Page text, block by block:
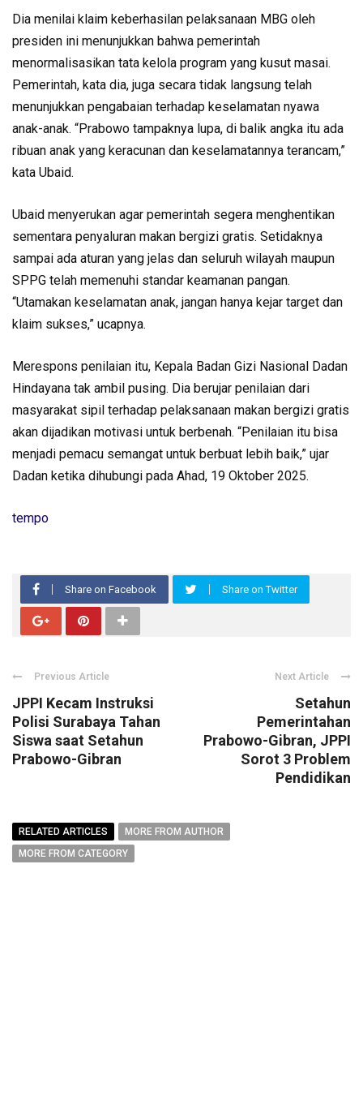
Dia menilai klaim keberhasilan pelaksanaan MBG oleh
presiden ini menunjukkan bahwa pemerintah
menormalisasikan tata kelola program yang kusut masai.
Pemerintah, kata dia, juga secara tidak langsung telah
menunjukkan pengabaian terhadap keselamatan nyawa
anak-anak. “Prabowo tampaknya lupa, di balik angka itu ada
ribuan anak yang keracunan dan keselamatannya terancam,”
kata Ubaid.
Ubaid menyerukan agar pemerintah segera menghentikan
sementara penyaluran makan bergizi gratis. Setidaknya
sampai ada aturan yang jelas dan seluruh wilayah maupun
SPPG telah memenuhi standar keamanan pangan.
“Utamakan keselamatan anak, jangan hanya kejar target dan
klaim sukses,” ucapnya.
Merespons penilaian itu, Kepala Badan Gizi Nasional Dadan
Hindayana tak ambil pusing. Dia berujar penilaian dari
masyarakat sipil terhadap pelaksanaan makan bergizi gratis
akan dijadikan motivasi untuk berbenah. “Penilaian itu bisa
menjadi pemacu semangat untuk berbuat lebih baik,” ujar
Dadan ketika dihubungi pada Ahad, 19 Oktober 2025.
tempo
Share on Facebook Share on Twitter
Previous Article
JPPI Kecam Instruksi
Polisi Surabaya Tahan
Siswa saat Setahun
Prabowo-Gibran
Next Article
Setahun
Pemerintahan
Prabowo-Gibran, JPPI
Sorot 3 Problem
Pendidikan
RELATED ARTICLES
MORE FROM AUTHOR
MORE FROM CATEGORY